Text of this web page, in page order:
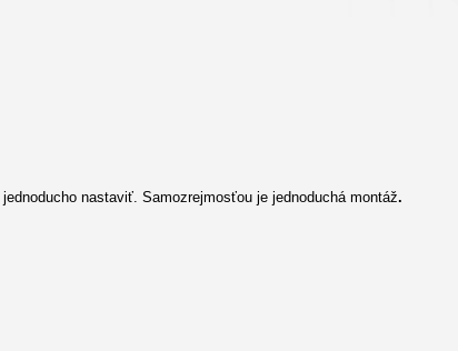
nastaviť. Samozrejmosťou je jednoduchá montáž.